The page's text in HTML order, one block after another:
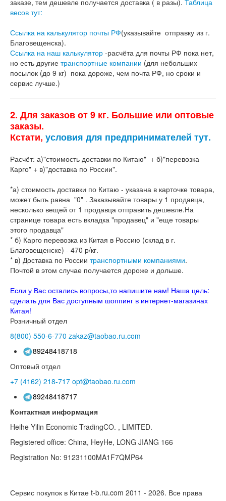
весов тут:
Ссылка на калькулятор почты РФ(указывайте отправку из г.
Благовещенска).
Ссылка на наш калькулятор -расчёта для почты РФ пока нет,
но есть другие транспортные компании (для небольших
посылок (до 9 кг) пока дороже, чем почта РФ, но сроки и
сервис лучше.)
2. Для заказов от 9 кг. Большие или оптовые
заказы.
Кстати, условия для предпринимателей тут.
Расчёт: а)"стоимость доставки по Китаю" + б)"перевозка
Карго" + в)"доставка по России".
*а) стоимость доставки по Китаю - указана в карточке товара,
может быть равна "0" . Заказывайте товары у 1 продавца,
несколько вещей от 1 продавца отправить дешевле.На
странице товара есть вкладка "продавец" и "еще товары
этого продавца"
* б) Карго перевозка из Китая в Россию (склад в г.
Благовещенске) - 470 р/кг.
* в) Доставка по России транспортными компаниями.
Почтой в этом случае получается дороже и дольше.
Если у Вас остались вопросы,то напишите нам! Наша цель:
сделать для Вас доступным шоппинг в интернет-магазинах
Китая!
Розничный отдел
8(800) 550-6-770 zakaz@taobao.ru.com
89248418718
Оптовый отдел
+7 (4162) 218-717 opt@taobao.ru.com
89248418717
Контактная информация
Heihe Yilin Economic TradingCO. , LIMITED.
Registered office: China, HeyHe, LONG JIANG 166
Registration No: 91231100MA1F7QMP64
Сервис покупок в Китае t-b.ru.com 2011 - 2026. Все права